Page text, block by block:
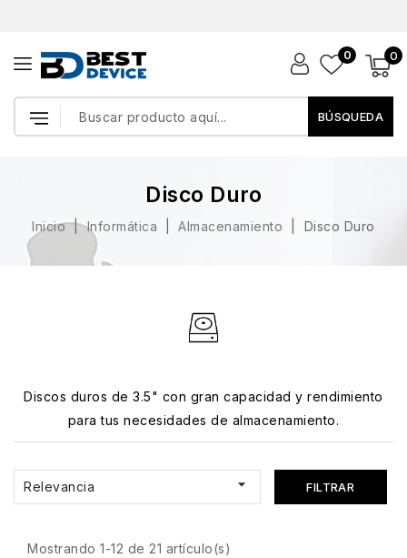
0
0
BÚSQUEDA
Disco Duro
Inicio Informática Almacenamiento Disco Duro
Discos duros de 3.5" con gran capacidad y rendimiento
para tus necesidades de almacenamiento.
Relevancia  FILTRAR
Mostrando 1-12 de 21 artículo(s)